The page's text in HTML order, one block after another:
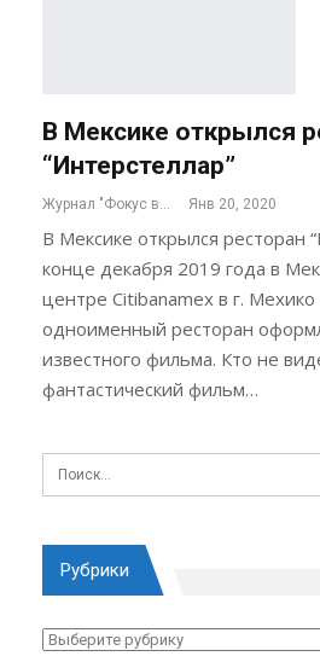
В Мексике открылся
“Интерстеллар”
Журнал "Фокус внимания" Янв 20, 2020
В Мексике открылся ресторан
конце декабря 2019 года в
центре Citibanamех в г. Мехико
одноименный ресторан
известного фильма. Кто не
фантастический фильм…
Рубрики
Рубрики